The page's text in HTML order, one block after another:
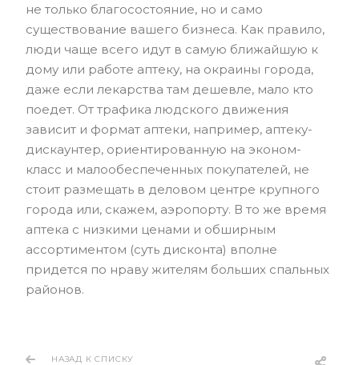
не только благосостояние, но и само
существование вашего бизнеса. Как правило,
люди чаще всего идут в самую ближайшую к
дому или работе аптеку, на окраины города,
даже если лекарства там дешевле, мало кто
поедет. От трафика людского движения
зависит и формат аптеки, например, аптеку-
дискаунтер, ориентированную на эконом-
класс и малообеспеченных покупателей, не
стоит размещать в деловом центре крупного
города или, скажем, аэропорту. В то же время
аптека с низкими ценами и обширным
ассортиментом (суть дисконта) вполне
придется по нраву жителям больших спальных
районов.
НАЗАД К СПИСКУ